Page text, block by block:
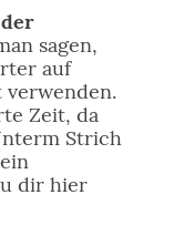
sagen,
auf
Zeit, da
Strich
dir hier